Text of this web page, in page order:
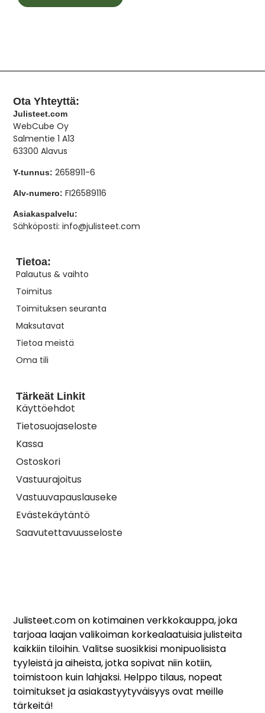
Julisteet.com on kotimainen verkkokauppa, joka
tarjoaa laajan valikoiman korkealaatuisia julisteita
kaikkiin tiloihin. Valitse suosikkisi monipuolisista
tyyleistä ja aiheista, jotka sopivat niin kotiin,
toimistoon kuin lahjaksi. Helppo tilaus, nopeat
toimitukset ja asiakastyytyväisyys ovat meille
tärkeitä!
Tietoa:
Palautus & vaihto
Toimitus
Toimituksen seuranta
Maksutavat
Tietoa meistä
Oma tili
Tärkeät Linkit
Käyttöehdot
Tietosuojaseloste
Kassa
Ostoskori
Vastuurajoitus
Vastuuvapauslauseke
Evästekäytäntö
Saavutettavuusseloste
Ota Yhteyttä:
Julisteet.com
WebCube Oy
Salmentie 1 A13
63300 Alavus
Y-tunnus: 2658911-6
Alv-numero: FI26589116
Asiakaspalvelu:
Sähköposti: info@julisteet.com